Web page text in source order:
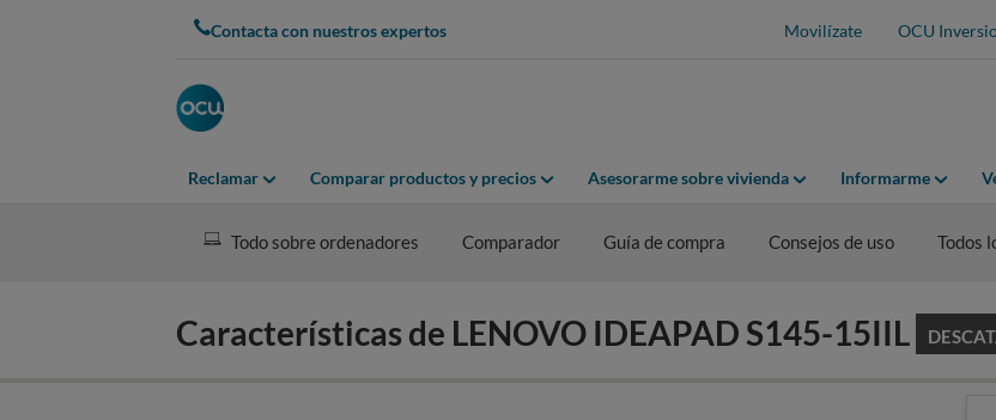
Contacta con nuestros expertos Movilízate OCU
Reclamar Comparar productos y precios Asesorarme sobre vivienda Informarme
Todo sobre ordenadores Comparador Guía de compra Consejos de uso Todos
Características de LENOVO IDEAPAD S145-15IIL